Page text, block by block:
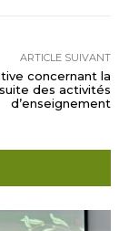
ARTICLE SUIVANT
concernant la
des activités
d’enseignement